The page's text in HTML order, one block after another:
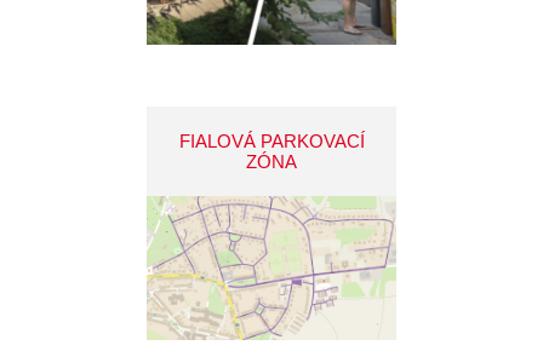
FIALOVÁ PARKOVACÍ
ZÓNA